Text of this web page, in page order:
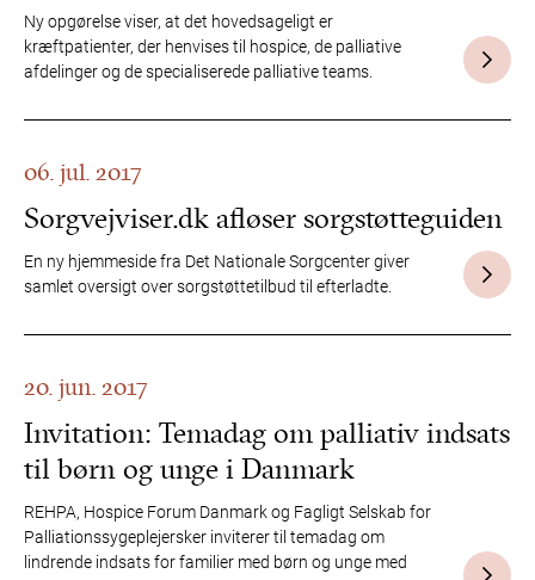
Ny opgørelse viser, at det hovedsageligt er
kræftpatienter, der henvises til hospice, de palliative
afdelinger og de specialiserede palliative teams.
06. jul. 2017
Sorgvejviser.dk afløser sorgstøtteguiden
En ny hjemmeside fra Det Nationale Sorgcenter giver
samlet oversigt over sorgstøttetilbud til efterladte.
20. jun. 2017
Invitation: Temadag om palliativ indsats
til børn og unge i Danmark
REHPA, Hospice Forum Danmark og Fagligt Selskab for
Palliationssygeplejersker inviterer til temadag om
lindrende indsats for familier med børn og unge med